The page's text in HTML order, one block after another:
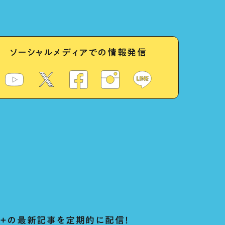
ソーシャルメディアでの情報発信
の最新記事を定期的に配信！